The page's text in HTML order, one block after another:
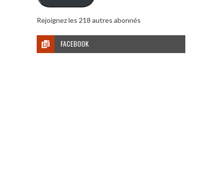
Rejoignez les 218 autres abonnés
FACEBOOK